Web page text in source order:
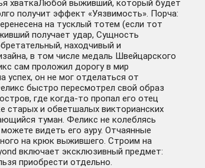
хваткаЛюбой выживший, который будет
получит эффект «Уязвимость». Порча:
на тусклый тотем (если тот
получает удар, Сущность
находчивый и
в том числе медаль Швейцарского
сам проложил дорогу в мир
успех, он не мог отделаться от
быстро пересмотрел свой образ
где когда-то пропал его отец
старых и обветшалых викторианских
туман. Феликс не колеблясь
видеть его ауру. Отчаянные
на крюк выжившего. Строим на
включает эксклюзивный предмет:
приобрести отдельно.